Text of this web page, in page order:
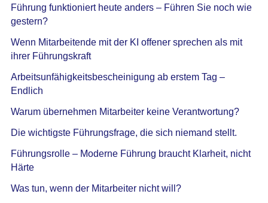
Führung funktioniert heute anders – Führen Sie noch wie
gestern?
Wenn Mitarbeitende mit der KI offener sprechen als mit
ihrer Führungskraft
Arbeitsunfähigkeitsbescheinigung ab erstem Tag –
Endlich
Warum übernehmen Mitarbeiter keine Verantwortung?
Die wichtigste Führungsfrage, die sich niemand stellt.
Führungsrolle – Moderne Führung braucht Klarheit, nicht
Härte
Was tun, wenn der Mitarbeiter nicht will?